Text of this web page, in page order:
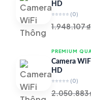
HD
⭐⭐⭐⭐⭐ (0)
1.948.107₫
PREMIUM
Camera
HD
⭐⭐⭐⭐⭐ (0)
2.050.883